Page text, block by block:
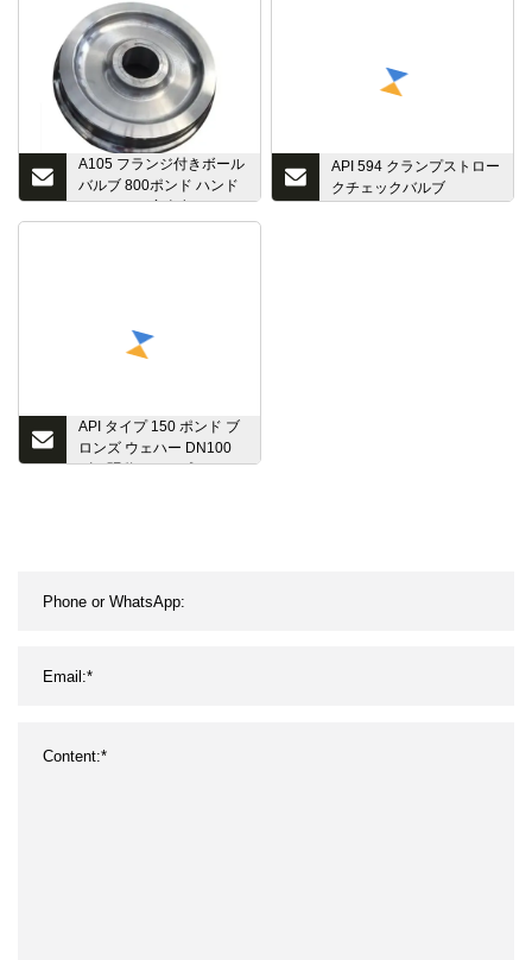
A105 フランジ付きボール
バルブ 800ポンド ハンド
ルホイール安全弁
API 594 クランプストロー
クチェックバルブ
API タイプ 150 ポンド ブ
ロンズ ウェハー DN100
ギア駆動、トリプル オフ